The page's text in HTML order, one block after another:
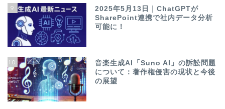
9
2025年5月13日｜ChatGPTが
SharePoint連携で社内データ分析
可能に！
10
音楽生成AI「Suno AI」の訴訟問題
について：著作権侵害の現状と今後
の展望